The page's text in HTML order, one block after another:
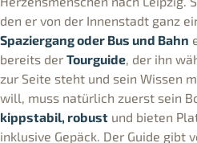
den er von der Innenstadt ganz
Spaziergang oder Bus und Bahn
bereits der Tourguide, der ihn
zur Seite steht und sein Wissen
will, muss natürlich zuerst sein
kippstabil, robust und bieten
inklusive Gepäck. Der Guide gibt